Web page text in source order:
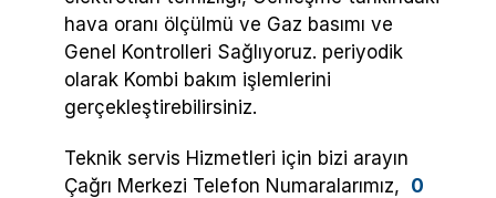
hava oranı ölçülmü ve Gaz basımı ve
Genel Kontrolleri Sağlıyoruz. periyodik
olarak Kombi bakım işlemlerini
gerçekleştirebilirsiniz.
Teknik servis Hizmetleri için bizi arayın
Çağrı Merkezi Telefon Numaralarımız, 0